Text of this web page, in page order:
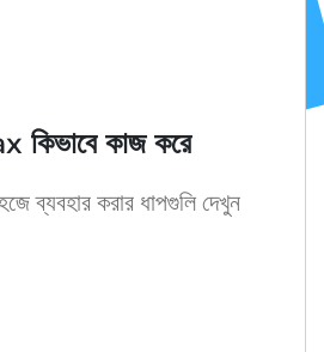
কাজ করে
ব্যবহার করার ধাপগুলি দেখুন